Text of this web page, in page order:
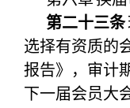
第二十三条
选择有资质的
报告》，审计
下一届会员大